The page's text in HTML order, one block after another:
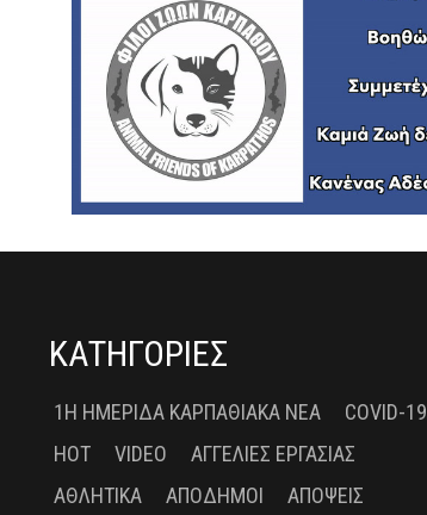
ΚΑΤΗΓΟΡΙΕΣ
1Η ΗΜΕΡΊΔΑ ΚΑΡΠΑΘΙΑΚΆ ΝΈΑ
COVID-19
HOT
VIDEO
ΑΓΓΕΛΊΕΣ ΕΡΓΑΣΊΑΣ
ΑΘΛΗΤΙΚΆ
ΑΠΌΔΗΜΟΙ ΑΠΌΨΕΙΣ